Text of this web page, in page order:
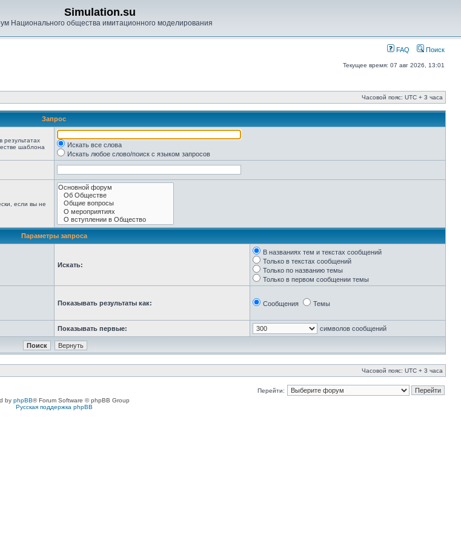
Simulation.su
Национального общества имитационного моделирования
FAQ Поиск
Текущее время: 07 авг 2026, 13:01
Часовой пояс: UTC + 3 часа
Запрос
результатах
шаблона
Искать все слова
Искать любое слово/поиск с языком запросов
если вы не
Параметры запроса
Искать:
В названиях тем и текстах сообщений
Только в текстах сообщений
Только по названию темы
Только в первом сообщении темы
Показывать результаты как: Сообщения Темы
Показывать первые: символов сообщений
Часовой пояс: UTC + 3 часа
Перейти:
by phpBB® Forum Software © phpBB Group
Русская поддержка phpBB